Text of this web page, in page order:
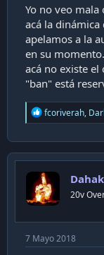
Yo no veo mala
acá la dinámica
apelamos a la
en su
acá no existe
"ban" está
R
e
c
t
o
n
s
fcoriverah,
20v
7 Mayo 2018